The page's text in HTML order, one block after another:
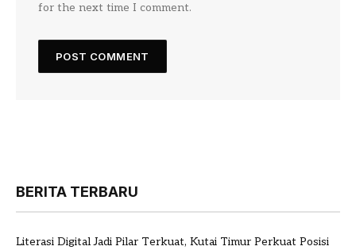
for the next time I comment.
BERITA TERBARU
Literasi Digital Jadi Pilar Terkuat, Kutai Timur Perkuat Posisi